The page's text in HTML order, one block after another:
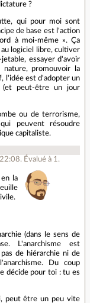
?
qui pour moi sont
de base est l'action
à moi-même ». Ça
logiciel libre, cultiver
essayer d'avoir
promouvoir la
l'idée est d'adopter un
(et peut-être un jour
ou de terrorisme,
peuvent résoudre
capitaliste.
. Évalué à 1 .
la
(dans le sens de
L'anarchisme est
de hiérarchie ni de
Du coup
décide pour toi : tu es
peut être un peu vite